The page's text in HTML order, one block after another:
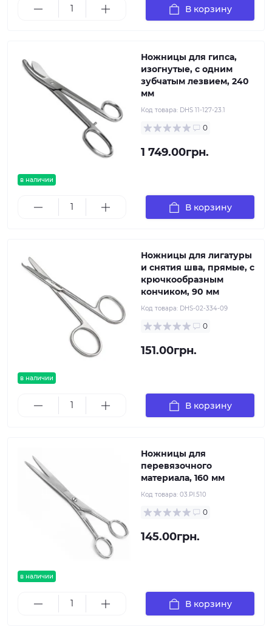
В корзину
в наличии
Ножницы для гипса,
изогнутые, с одним
зубчатым лезвием, 240
мм
Код товара: DHS 11-127-23.1
0
1 749.00грн.
В корзину
в наличии
Ножницы для лигатуры
и снятия шва, прямые, с
крючкообразным
кончиком, 90 мм
Код товара: DHS-02-334-09
0
151.00грн.
В корзину
в наличии
Ножницы для
перевязочного
материала, 160 мм
Код товара: 03.PI.510
0
145.00грн.
В корзину